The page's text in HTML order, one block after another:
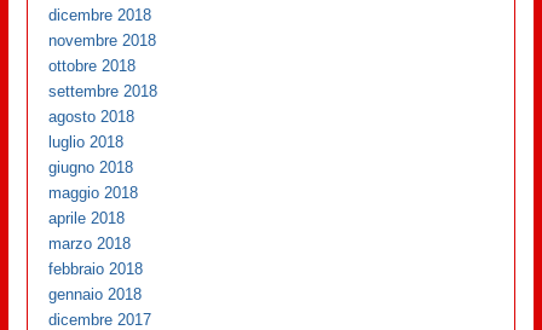
dicembre 2018
novembre 2018
ottobre 2018
settembre 2018
agosto 2018
luglio 2018
giugno 2018
maggio 2018
aprile 2018
marzo 2018
febbraio 2018
gennaio 2018
dicembre 2017